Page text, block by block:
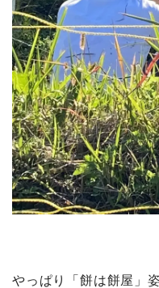
やっぱり「餅は餅屋」